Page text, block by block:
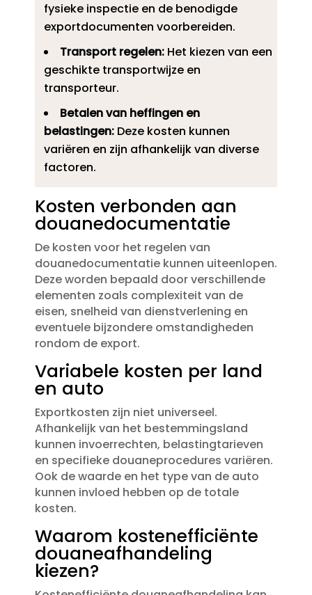
fysieke inspectie en de benodigde
exportdocumenten voorbereiden.​
Transport regelen:Het kiezen van een
geschikte transportwijze en
transporteur.​
Betalen van heffingen en
belastingen:Deze kosten kunnen
variëren en zijn afhankelijk van diverse
factoren.​
Kosten verbonden aan
douanedocumentatie
De kosten voor het regelen van
douanedocumentatie kunnen uiteenlopen.​
Deze worden bepaald door verschillende
elementen zoals complexiteit van de
eisen, snelheid van dienstverlening en
eventuele bijzondere omstandigheden
rondom de export.​
Variabele kosten per land
en auto
Exportkosten zijn niet universeel.​
Afhankelijk van het bestemmingsland
kunnen invoerrechten, belastingtarieven
en specifieke douaneprocedures variëren.​
Ook de waarde en het type van de auto
kunnen invloed hebben op de totale
kosten.​
Waarom kostenefficiënte
douaneafhandeling
kiezen?